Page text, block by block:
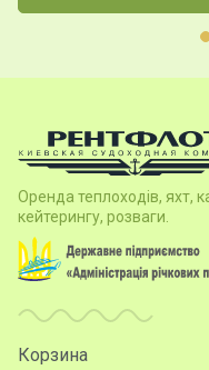
Оренда теплоходів, яхт,
кейтерингу, розваги.
Корзина